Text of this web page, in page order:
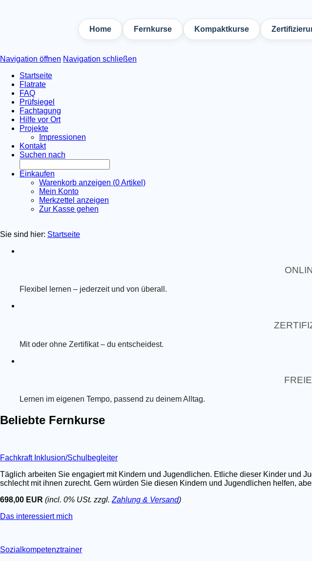
Home Fernkurse Kompaktkurse
Navigation öffnen Navigation schließen
Startseite
Flatrate
FAQ
Prüfsiegel
Fachtagung
Hilfe vor Ort
Projekte
Impressionen
Kontakt
Suchen nach
Einkaufen
Warenkorb anzeigen (0Artikel)
Mein Konto
Merkzettel anzeigen
Zur Kasse gehen
Sie sind hier: Startseite
Flexibel lernen – jederzeit und von überall.
Mit oder ohne Zertifikat – du entscheidest.
Lernen im eigenen Tempo, passend zu deinem Alltag.
Beliebte Fernkurse
Fachkraft Inklusion/Schulbegleiter
Täglich arbeiten Sie engagiert mit Kindern und Jugendlichen. Etliche dieser Kinder und
schlecht mit ihnen zurecht. Gern würden Sie diesen Kindern und Jugendlichen helfen,
698,00 EUR (incl. 0% USt. zzgl. Zahlung & Versand)
Das interessiert mich
Sozialkompetenztrainer